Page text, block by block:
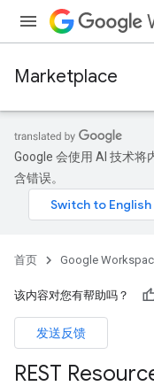
Marketplace
Google 会使用 AI 技术
含错误。
首页 Google
该内容对您有帮助吗？
发送反馈
REST